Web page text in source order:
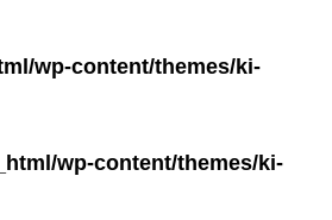
wp-content/themes/ki-
wp-content/themes/ki-